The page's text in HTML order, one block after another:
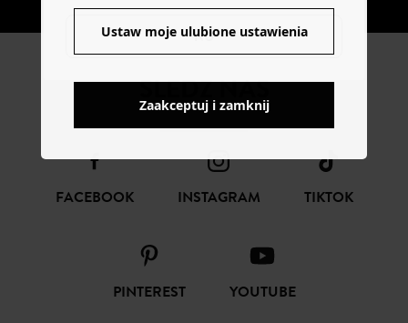
NO
ŚLEDŹ NAS
FACEBOOK INSTAGRAM TIKTOK
PINTEREST YOUTUBE
Ustaw moje ulubione ustawienia
Zaakceptuj i zamknij